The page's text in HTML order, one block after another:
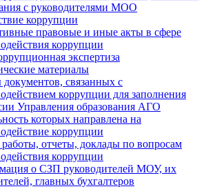
с руководителями МОО
коррупции
правовые и иные акты в сфере
коррупции
экспертиза
материалы
связанных с
коррупции для заполнения
Управления образования АГО
которых направлена на
коррупции
отчеты, доклады по вопросам
коррупции
о СЗП руководителей МОУ, их
главных бухгалтеров